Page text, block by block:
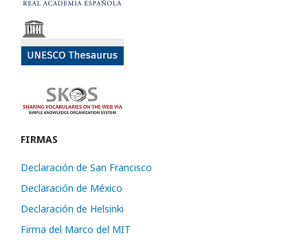
FIRMAS
Declaración de San Francisco
Declaración de México
Declaración de Helsinki
Firma del Marco del MIT